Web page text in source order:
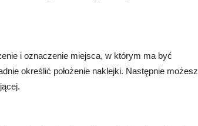
i oznaczenie miejsca, w którym ma być
określić położenie naklejki. Następnie możesz